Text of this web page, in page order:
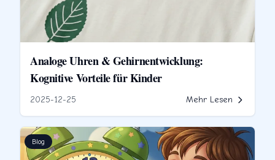
Analoge Uhren & Gehirnentwicklung:
Kognitive Vorteile für Kinder
2025-12-25 Mehr Lesen
Blog